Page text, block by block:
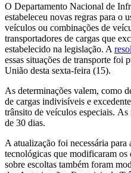
O Departamento Nacional de
estabeleceu novas regras para o
veículos ou combinações de
transportadores de cargas que
estabelecido na legislação. A
essas situações de transporte
União desta sexta-feira (15).
As determinações valem, como
de cargas indivisíveis e
trânsito de veículos especiais. As
de 30 dias.
A atualização foi necessária para
tecnológicas que modificaram
sobre escoltas também foram